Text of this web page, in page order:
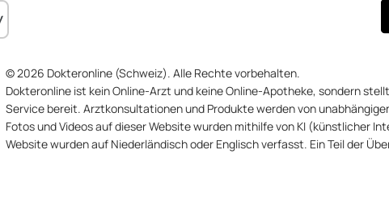
© 2026 Dokteronline (Schweiz). Alle Rechte vorbehalten.
Dokteronline ist kein Online-Arzt und keine Online-Apotheke, sondern
Service bereit. Arztkonsultationen und Produkte werden von
Fotos und Videos auf dieser Website wurden mithilfe von KI (künstlicher
Website wurden auf Niederländisch oder Englisch verfasst. Ein Teil der